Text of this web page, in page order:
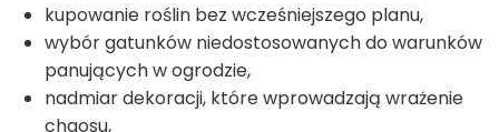
kupowanie roślin bez wcześniejszego planu,
wybór gatunków niedostosowanych do warunków
panujących w ogrodzie,
nadmiar dekoracji, które wprowadzają wrażenie
chaosu,